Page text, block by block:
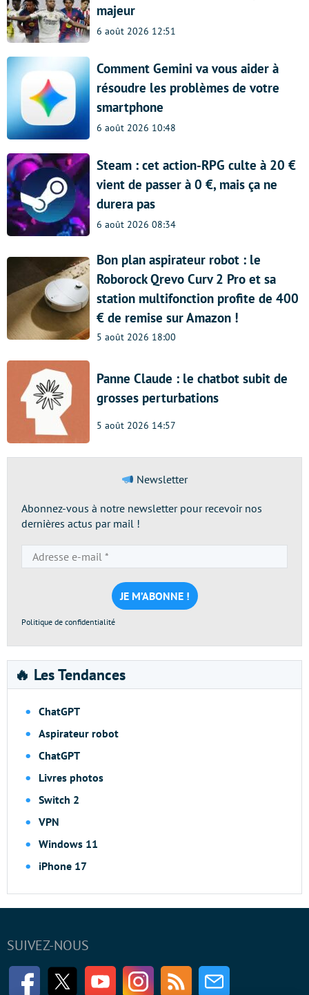
majeur
6 août 2026 12:51
Comment Gemini va vous aider à
résoudre les problèmes de votre
smartphone
6 août 2026 10:48
Steam : cet action-RPG culte à 20 €
vient de passer à 0 €, mais ça ne
durera pas
6 août 2026 08:34
Bon plan aspirateur robot : le
Roborock Qrevo Curv 2 Pro et sa
station multifonction profite de 400
€ de remise sur Amazon !
5 août 2026 18:00
Panne Claude : le chatbot subit de
grosses perturbations
5 août 2026 14:57
Newsletter
Abonnez-vous à notre newsletter pour recevoir nos
dernières actus par mail !
e-
mail
*
Politique de confidentialité
🔥 Les Tendances
ChatGPT
Aspirateur robot
ChatGPT
Livres photos
Switch 2
VPN
Windows 11
iPhone 17
SUIVEZ-NOUS
FacebookTwitter Youtube InstagramRSS Newsletter